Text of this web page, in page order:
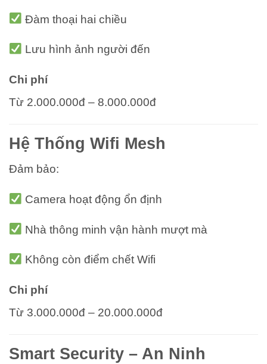
Đàm thoại hai chiều
Lưu hình ảnh người đến
Chi phí
Từ 2.000.000đ – 8.000.000đ
Hệ Thống Wifi Mesh
Đảm bảo:
Camera hoạt động ổn định
Nhà thông minh vận hành mượt mà
Không còn điểm chết Wifi
Chi phí
Từ 3.000.000đ – 20.000.000đ
Smart Security – An Ninh